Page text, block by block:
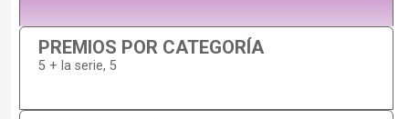
PREMIOS POR CATEGORÍA
5 + la serie, 5